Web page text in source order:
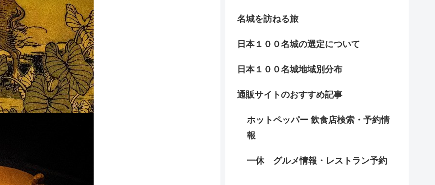
名城を訪ねる旅
日本１００名城の選定について
日本１００名城地域別分布
通販サイトのおすすめ記事
ホットペッパー 飲食店検索・予約情
報
一休 グルメ情報・レストラン予約